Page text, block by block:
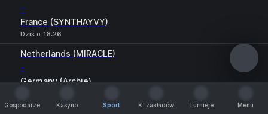
-
France (SYNTHAYVY)
Dziś o 18:26
Netherlands (MIRACLE)
-
Germany (Archie)
Gospodarze
Kasyno
Sport
K. zakładów
Turnieje
Menu